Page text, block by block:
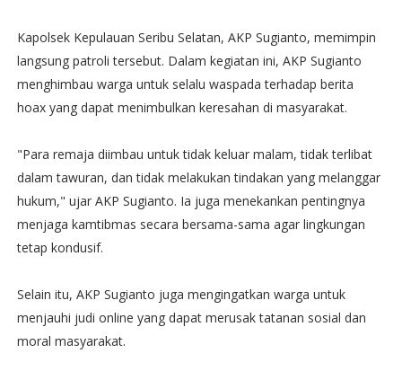
Kapolsek Kepulauan Seribu Selatan, AKP Sugianto, memimpin
langsung patroli tersebut. Dalam kegiatan ini, AKP Sugianto
menghimbau warga untuk selalu waspada terhadap berita
hoax yang dapat menimbulkan keresahan di masyarakat.
"Para remaja diimbau untuk tidak keluar malam, tidak terlibat
dalam tawuran, dan tidak melakukan tindakan yang melanggar
hukum," ujar AKP Sugianto. Ia juga menekankan pentingnya
menjaga kamtibmas secara bersama-sama agar lingkungan
tetap kondusif.
Selain itu, AKP Sugianto juga mengingatkan warga untuk
menjauhi judi online yang dapat merusak tatanan sosial dan
moral masyarakat.